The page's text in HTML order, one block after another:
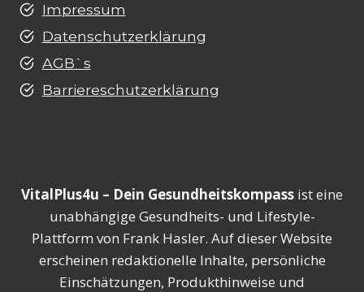
Impressum
Datenschutzerklärung
AGB`s
Barriereschutzerklärung
VitalPlus4u – Dein Gesundheitskompass ist eine
unabhängige Gesundheits- und Lifestyle-
Plattform von Frank Hasler. Auf dieser Website
erscheinen redaktionelle Inhalte, persönliche
Einschätzungen, Produkthinweise und